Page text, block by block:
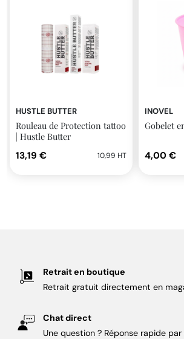
HUSTLE BUTTER
Rouleau de Protection tattoo
| Hustle Butter
13,19 €
10,99 HT
INOVEL
Gobelet
4,00 €
Retrait en boutique
Retrait gratuit directement en
Chat direct
Une question ? Réponse rapide